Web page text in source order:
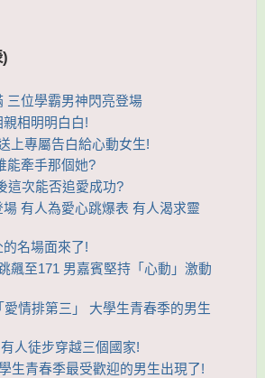
三位學霸男神閃亮登場
相明明白白!
上專屬告白給心動女生!
能牽手那個她?
這次能否追愛成功?
有人為愛心跳爆表 有人渴求靈
名場面來了!
飆至171 男嘉賓堅持「心動」激動
情排第三」 大學生青春季的男生
人徒步穿越三個國家!
生青春季最受歡迎的男生出現了!